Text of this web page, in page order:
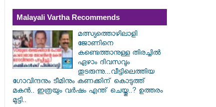
Malayali Vartha Recommends
മത്സ്യത്തൊഴിലാളി
ജോണിനെ
കണ്ടെത്താനുള്ള തിരച്ചിൽ
ഏഴാം ദിവസവും
തുടരുന്നു...വീട്ടിലെത്തിയ
ഗോവിന്ദനും ടീമിനും കണക്കിന് കൊടുത്ത്
മകൻ.. ഇത്രയും വർഷം എന്ത് ചെയ്തു..? ഉത്തരം
മുട്ടി..